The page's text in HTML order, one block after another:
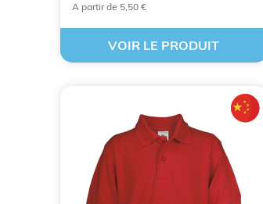
A partir de 5,50 €
VOIR LE PRODUIT